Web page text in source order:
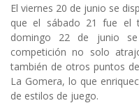
El viernes 20 de junio se
que el sábado 21 fue el
domingo 22 de junio
competición no solo
también de otros puntos
La Gomera, lo que
de estilos de juego.